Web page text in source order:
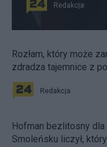
Redakcja
Rozłam, który może
zdradza tajemnice z
Redakcja
Hofman bezlitosny
Smoleńsku liczył,